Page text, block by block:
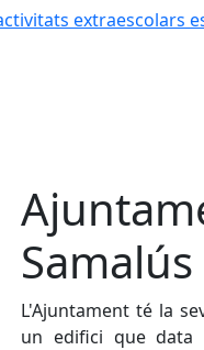
extraescolars
L'Ajuntament té la
un edifici que data